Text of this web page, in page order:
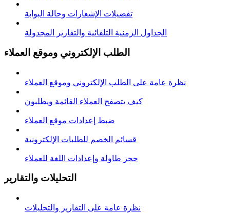
تفضيلات الإشعارات وحالة البوابة
الجداول الزمنية التلقائية والتقارير المجدولة
الطلب الإلكتروني وموقع العملاء
نظرة عامة على الطلب الإلكتروني وموقع العملاء
كيف يتصفح العملاء القائمة ويطلبون
ضبط إعدادات موقع العملاء
قسائم الخصم للطلبات الإلكترونية
حجز طاولة وإعدادات اللغة للعملاء
التحليلات والتقارير
نظرة عامة على التقارير والتحليلات